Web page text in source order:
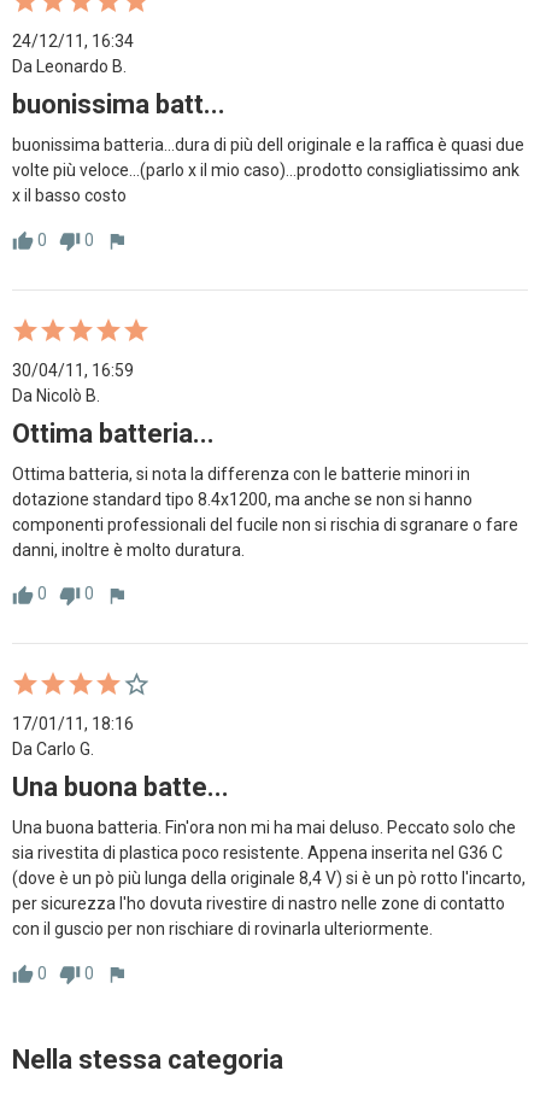
24/12/11, 16:34
Da Leonardo B.
buonissima batt...
buonissima batteria...dura di più dell originale e la raffica è quasi due
volte più veloce...(parlo x il mio caso)...prodotto consigliatissimo ank
x il basso costo
thumb_up0 thumb_down0 flag
30/04/11, 16:59
Da Nicolò B.
Ottima batteria...
Ottima batteria, si nota la differenza con le batterie minori in
dotazione standard tipo 8.4x1200, ma anche se non si hanno
componenti professionali del fucile non si rischia di sgranare o fare
danni, inoltre è molto duratura.
thumb_up0 thumb_down0 flag
17/01/11, 18:16
Da Carlo G.
Una buona batte...
Una buona batteria. Fin'ora non mi ha mai deluso. Peccato solo che
sia rivestita di plastica poco resistente. Appena inserita nel G36 C
(dove è un pò più lunga della originale 8,4 V) si è un pò rotto l'incarto,
per sicurezza l'ho dovuta rivestire di nastro nelle zone di contatto
con il guscio per non rischiare di rovinarla ulteriormente.
thumb_up0 thumb_down0 flag
Nella stessa categoria